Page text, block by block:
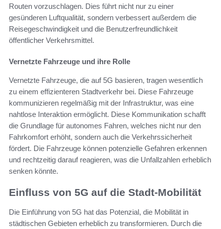
Routen vorzuschlagen. Dies führt nicht nur zu einer
gesünderen Luftqualität, sondern verbessert außerdem die
Reisegeschwindigkeit und die Benutzerfreundlichkeit
öffentlicher Verkehrsmittel.
Vernetzte Fahrzeuge und ihre Rolle
Vernetzte Fahrzeuge, die auf 5G basieren, tragen wesentlich
zu einem effizienteren Stadtverkehr bei. Diese Fahrzeuge
kommunizieren regelmäßig mit der Infrastruktur, was eine
nahtlose Interaktion ermöglicht. Diese Kommunikation schafft
die Grundlage für autonomes Fahren, welches nicht nur den
Fahrkomfort erhöht, sondern auch die Verkehrssicherheit
fördert. Die Fahrzeuge können potenzielle Gefahren erkennen
und rechtzeitig darauf reagieren, was die Unfallzahlen erheblich
senken könnte.
Einfluss von 5G auf die Stadt-Mobilität
Die Einführung von 5G hat das Potenzial, die Mobilität in
städtischen Gebieten erheblich zu transformieren. Durch die